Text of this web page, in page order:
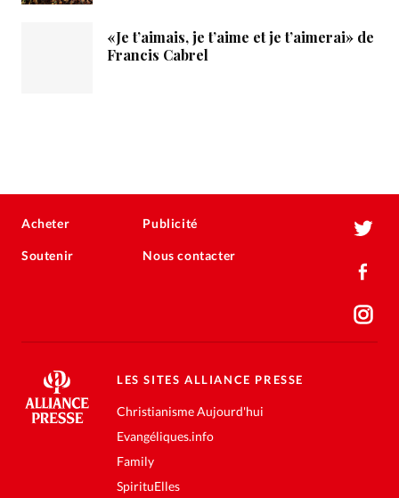
«Je t’aimais, je t’aime et je t’aimerai» de
Francis Cabrel
Acheter
Soutenir
Publicité
Nous contacter
LES SITES ALLIANCE PRESSE
Christianisme Aujourd'hui
Evangéliques.info
Family
SpirituElles